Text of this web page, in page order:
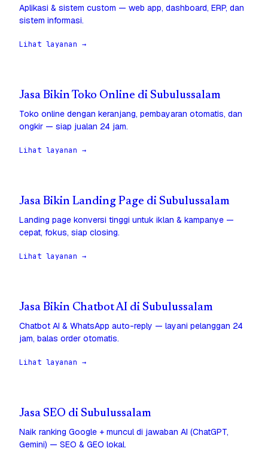
Aplikasi & sistem custom — web app, dashboard, ERP, dan
sistem informasi.
Lihat layanan →
Jasa Bikin Toko Online di Subulussalam
Toko online dengan keranjang, pembayaran otomatis, dan
ongkir — siap jualan 24 jam.
Lihat layanan →
Jasa Bikin Landing Page di Subulussalam
Landing page konversi tinggi untuk iklan & kampanye —
cepat, fokus, siap closing.
Lihat layanan →
Jasa Bikin Chatbot AI di Subulussalam
Chatbot AI & WhatsApp auto-reply — layani pelanggan 24
jam, balas order otomatis.
Lihat layanan →
Jasa SEO di Subulussalam
Naik ranking Google + muncul di jawaban AI (ChatGPT,
Gemini) — SEO & GEO lokal.